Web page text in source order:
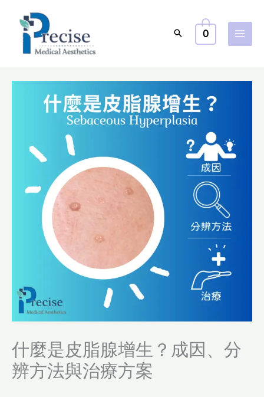
0
什麼是皮脂腺增生？成因、分
辨方法與治療方案